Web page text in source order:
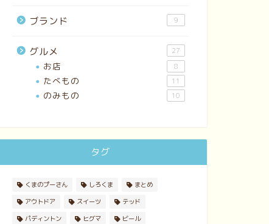
ブランド 9
グルメ 27
お店 8
たべもの 11
のみもの 10
タグ
くまのプーさん しろくま
まとめ
アウトドア
スイーツ
テッド
パディントン
ヒグマ
ビール